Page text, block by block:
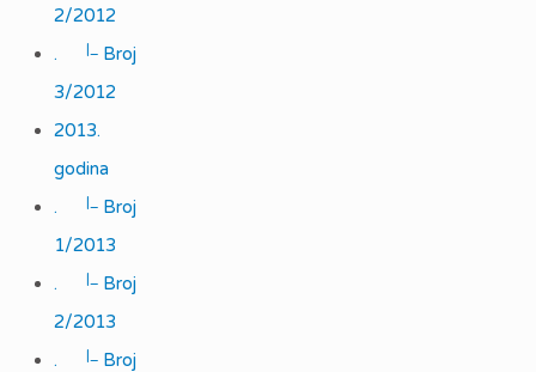
2/2012
.
|_
Broj
3/2012
2013.
godina
.
|_
Broj
1/2013
.
|_
Broj
2/2013
.
|_
Broj